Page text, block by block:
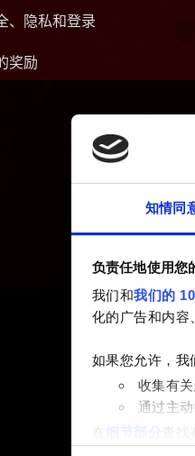
知情同
负责任地使用您
我们和我们的
化的广告和内容
如果您允许，我
收集有
通过主
在
细节部分
查
、隐私和登录
奖励